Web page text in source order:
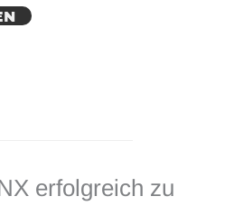
erfolgreich zu